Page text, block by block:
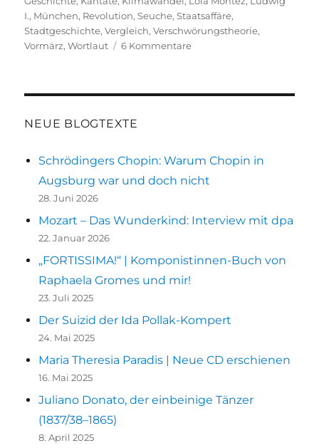
I., München, Revolution,Seuche,Staatsaffäre,
Stadtgeschichte,Vergleich,Verschwörungstheorie,
Vormärz,Wortlaut 6 Kommentarezu
NEUE BLOGTEXTE
Schrödingers Chopin: Warum Chopin in
Augsburg war und doch nicht
28. Juni 2026
Mozart – Das Wunderkind: Interview mit dpa
22. Januar 2026
„FORTISSIMA!“ | Komponistinnen-Buch von
Raphaela Gromes und mir!
23. Juli 2025
Der Suizid der Ida Pollak-Kompert
24. Mai 2025
Maria Theresia Paradis | Neue CD erschienen
16. Mai 2025
Juliano Donato, der einbeinige Tänzer
(1837/38–1865)
8. April 2025